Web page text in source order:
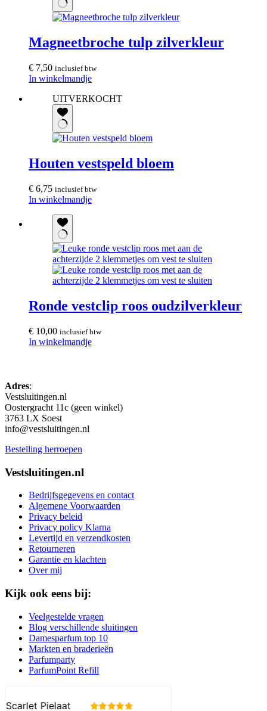
Magneetbroche tulp zilverkleur
€ 7,50 inclusief btw
In winkelmandje
UITVERKOCHT
Houten vestspeld bloem
€ 6,75 inclusief btw
In winkelmandje
Ronde vestclip roos oudzilverkleur
€ 10,00 inclusief btw
In winkelmandje
Adres:
Vestsluitingen.nl
Oostergracht 11c (geen winkel)
3763 LX Soest
info@vestsluitingen.nl
Bestelling herroepen
Vestsluitingen.nl
Bedrijfsgegevens en contact
Algemene Voorwaarden
Privacy beleid
Privacy policy Klarna
Levertijd en verzendkosten
Retourneren
Garantie en klachten
Over mij
Kijk ook eens bij:
Veelgestelde vragen
Blog verschillende sluitingen
Damesparfum top 10
Markten en braderieën
Parfumparty
ParfumPoint Refill